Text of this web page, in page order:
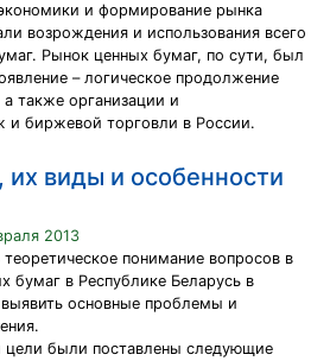
и формирование рынка
возрождения и использования всего
Рынок ценных бумаг, по сути, был
– логическое продолжение
также организации и
и биржевой торговли в России.
виды и особенности
2013
понимание вопросов в
бумаг в Республике Беларусь в
основные проблемы и
цели были поставлены следующие